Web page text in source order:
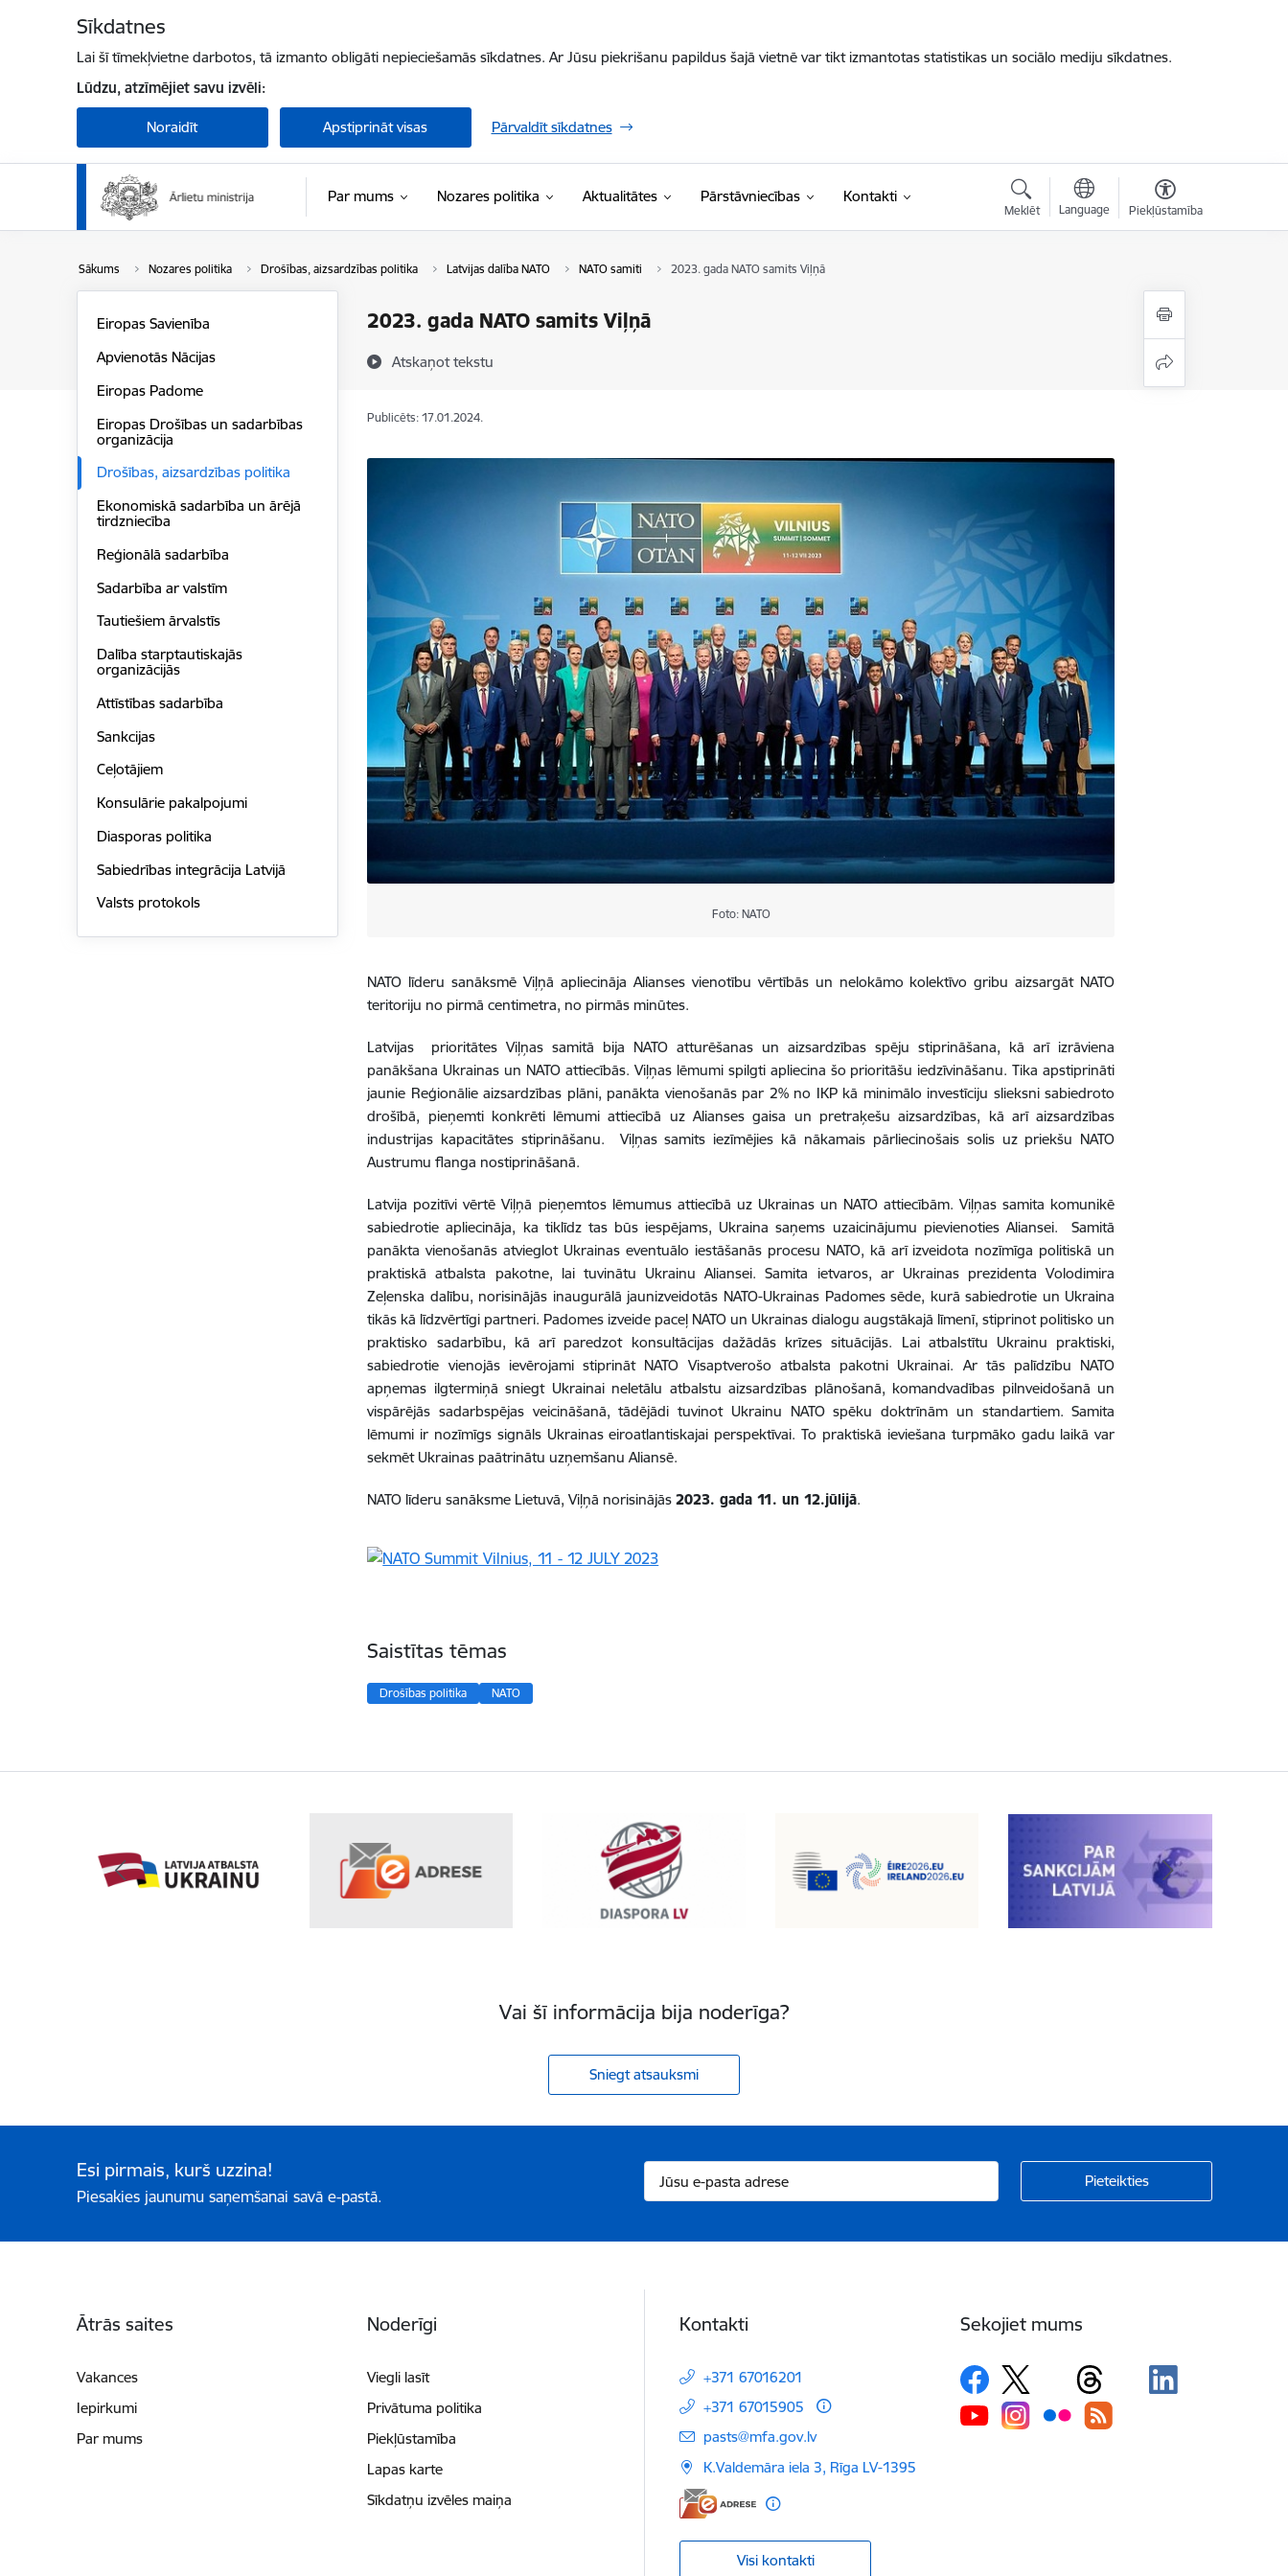
Sīkdatnes
Lai šī tīmekļvietne darbotos, tā izmanto obligāti nepieciešamās sīkdatnes. Ar Jūsu piekrišanu papildus šajā vietnē var tikt izmantotas statistikas un sociālo mediju sīkdatnes.
Lūdzu, atzīmējiet savu izvēli:
Noraidīt Apstiprināt visas Pārvaldīt sīkdatnes
Par mums Nozares politika Aktualitātes Pārstāvniecības Kontakti
Meklēt Language Piekļūstamība
Sākums Nozares politika Drošības, aizsardzības politika Latvijas dalība NATO NATO samiti 2023. gada NATO samits Viļņā
2023. gada NATO samits Viļņā
Atskaņot tekstu
Eiropas Savienība
Apvienotās Nācijas
Eiropas Padome
Eiropas Drošības un sadarbības
organizācija
Drošības, aizsardzības politika
Ekonomiskā sadarbība un ārējā
tirdzniecība
Reģionālā sadarbība
Sadarbība ar valstīm
Tautiešiem ārvalstīs
Dalība starptautiskajās
organizācijās
Attīstības sadarbība
Sankcijas
Ceļotājiem
Konsulārie pakalpojumi
Diasporas politika
Sabiedrības integrācija Latvijā
Valsts protokols
Publicēts: 17.01.2024.
Foto: NATO
NATO līderu sanāksmē Viļņā apliecināja Alianses vienotību vērtībās un nelokāmo kolektīvo gribu aizsargāt NATO
teritoriju no pirmā centimetra, no pirmās minūtes.
Latvijas prioritātes Viļņas samitā bija NATO atturēšanas un aizsardzības spēju stiprināšana, kā arī izrāviena
panākšana Ukrainas un NATO attiecībās. Viļņas lēmumi spilgti apliecina šo prioritāšu iedzīvināšanu. Tika apstiprināti
jaunie Reģionālie aizsardzības plāni, panākta vienošanās par 2% no IKP kā minimālo investīciju slieksni sabiedroto
drošībā, pieņemti konkrēti lēmumi attiecībā uz Alianses gaisa un pretraķešu aizsardzības, kā arī aizsardzības
industrijas kapacitātes stiprināšanu. Viļņas samits iezīmējies kā nākamais pārliecinošais solis uz priekšu NATO
Austrumu flanga nostiprināšanā.
Latvija pozitīvi vērtē Viļņā pieņemtos lēmumus attiecībā uz Ukrainas un NATO attiecībām. Viļņas samita komunikē
sabiedrotie apliecināja, ka tiklīdz tas būs iespējams, Ukraina saņems uzaicinājumu pievienoties Aliansei. Samitā
panākta vienošanās atvieglot Ukrainas eventuālo iestāšanās procesu NATO, kā arī izveidota nozīmīga politiskā un
praktiskā atbalsta pakotne, lai tuvinātu Ukrainu Aliansei. Samita ietvaros, ar Ukrainas prezidenta Volodimira
Zeļenska dalību, norisinājās inaugurālā jaunizveidotās NATO-Ukrainas Padomes sēde, kurā sabiedrotie un Ukraina
tikās kā līdzvērtīgi partneri. Padomes izveide paceļ NATO un Ukrainas dialogu augstākajā līmenī, stiprinot politisko un
praktisko sadarbību, kā arī paredzot konsultācijas dažādās krīzes situācijās. Lai atbalstītu Ukrainu praktiski,
sabiedrotie vienojās ievērojami stiprināt NATO Visaptverošo atbalsta pakotni Ukrainai. Ar tās palīdzību NATO
apņemas ilgtermiņā sniegt Ukrainai neletālu atbalstu aizsardzības plānošanā, komandvadības pilnveidošanā un
vispārējās sadarbspējas veicināšanā, tādējādi tuvinot Ukrainu NATO spēku doktrīnām un standartiem. Samita
lēmumi ir nozīmīgs signāls Ukrainas eiroatlantiskajai perspektīvai. To praktiskā ieviešana turpmāko gadu laikā var
sekmēt Ukrainas paātrinātu uzņemšanu Aliansē.
NATO līderu sanāksme Lietuvā, Viļņā norisinājās2023. gada 11. un 12.jūlijā.
Saistītas tēmas
Drošības politika NATO
Vai šī informācija bija noderīga?
Sniegt atsauksmi
Esi pirmais, kurš uzzina!
Piesakies jaunumu saņemšanai savā e-pastā.
Ātrās saites
Vakances
Iepirkumi
Par mums
Noderīgi
Viegli lasīt
Privātuma politika
Piekļūstamība
Lapas karte
Sīkdatņu izvēles maiņa
Kontakti
+371 67016201
+371 67015905
E-pasts:
pasts@mfa.gov.lv
K.Valdemāra iela 3, Rīga LV-1395
Visi kontakti
Sekojiet mums